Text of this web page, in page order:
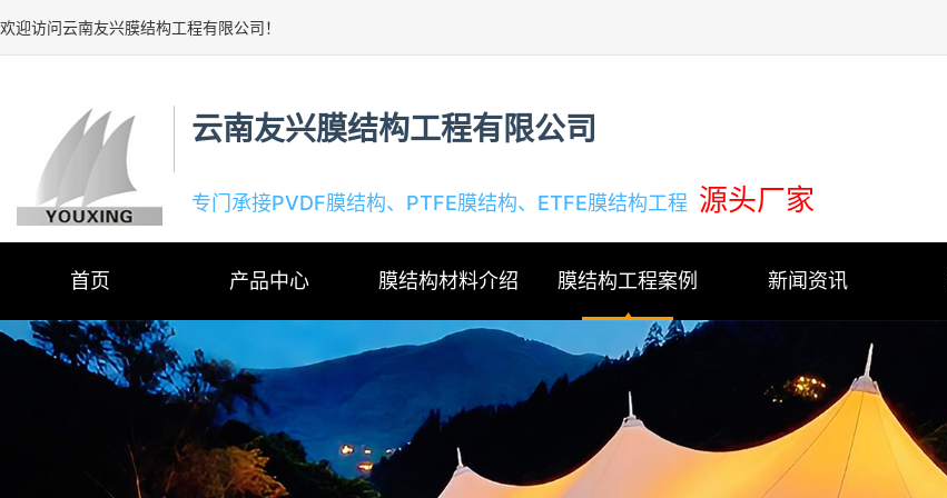
欢迎访问云南友兴膜结构工程有限公司！
云南友兴膜结构工程有限公司
专门承接PVDF膜结构、PTFE膜结构、ETFE膜结构工程 源头厂家
首页 产品中心 膜结构材料介绍 膜结构工程案例 新闻资讯